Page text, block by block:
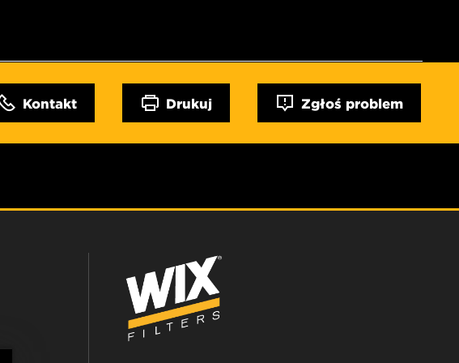
Kontakt Drukuj Zgłoś problem